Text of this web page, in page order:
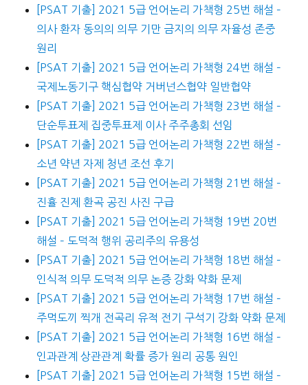
[PSAT 기출] 2021 5급 언어논리 가책형 25번 해설 –
의사 환자 동의의 의무 기만 금지의 의무 자율성 존중
원리
[PSAT 기출] 2021 5급 언어논리 가책형 24번 해설 –
국제노동기구 핵심협약 거버넌스협약 일반협약
[PSAT 기출] 2021 5급 언어논리 가책형 23번 해설 –
단순투표제 집중투표제 이사 주주총회 선임
[PSAT 기출] 2021 5급 언어논리 가책형 22번 해설 –
소년 약년 자제 청년 조선 후기
[PSAT 기출] 2021 5급 언어논리 가책형 21번 해설 –
진휼 진제 환곡 공진 사진 구급
[PSAT 기출] 2021 5급 언어논리 가책형 19번 20번
해설 – 도덕적 행위 공리주의 유용성
[PSAT 기출] 2021 5급 언어논리 가책형 18번 해설 –
인식적 의무 도덕적 의무 논증 강화 약화 문제
[PSAT 기출] 2021 5급 언어논리 가책형 17번 해설 –
주먹도끼 찍개 전곡리 유적 전기 구석기 강화 약화 문제
[PSAT 기출] 2021 5급 언어논리 가책형 16번 해설 –
인과관계 상관관계 확률 증가 원리 공통 원인
[PSAT 기출] 2021 5급 언어논리 가책형 15번 해설 –